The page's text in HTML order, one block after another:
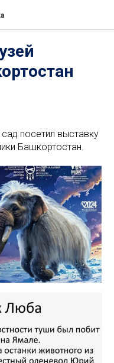
посетил выставку
Башкортостан.